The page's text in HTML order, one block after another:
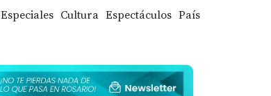
Especiales Cultura Espectáculos País